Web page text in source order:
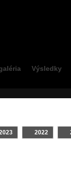
Výsledky
2022